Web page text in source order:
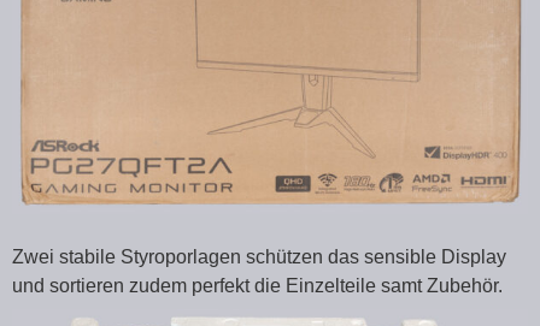
Zwei stabile Styroporlagen schützen das sensible Display
und sortieren zudem perfekt die Einzelteile samt Zubehör.